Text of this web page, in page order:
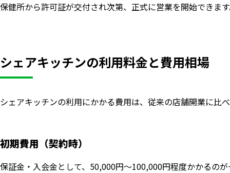
保健所から許可証が交付され次第、正式に営業を開始できま
シェアキッチンの利用料金と費用相場
シェアキッチンの利用にかかる費用は、従来の店舗開業に比
初期費用（契約時）
保証金・入会金として、50,000円〜100,000円程度かかるの